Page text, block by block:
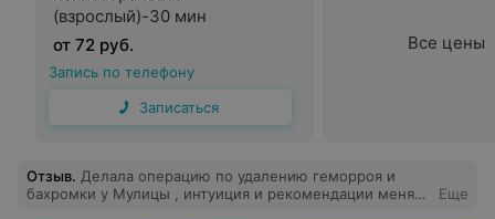
(взрослый)-30 мин
от 72 руб.
Запись по телефону
Записаться
Все цены
Отзыв. Делала операцию по удалению геморроя и
бахромки у Мулицы , интуиция и рекомендации меня
Еще